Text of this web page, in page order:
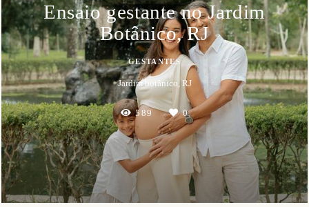
Ensaio gestante no Jardim
Botânico, RJ
GESTANTES
Jardim botânico, RJ
589 0